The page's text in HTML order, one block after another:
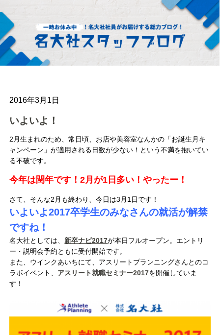
2016年3月1日
いよいよ！
2月生まれのため、常日頃、お店や美容室なんかの「お誕生月キ
ャンペーン」が適用される日数が少ない！という不満を抱いてい
る不破です。
今年は閏年です！2月が1日多い！やったー！
さて、そんな2月も終わり、今日は3月1日です！
いよいよ2017卒学生のみなさんの就活が解禁
ですね！
名大社としては、新卒ナビ2017が本日フルオープン。エントリ
ー・説明会予約ともに受付開始です。
また、ウインクあいちにて、アスリートプランニングさんとのコ
ラボイベント、 アスリート就職セミナー2017を開催していま
す！